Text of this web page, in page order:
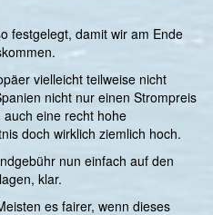
festgelegt, damit wir am Ende
vielleicht teilweise nicht
nicht nur einen Strompreis
eine recht hohe
doch wirklich ziemlich hoch.
nun einfach auf den
klar.
es fairer, wenn dieses